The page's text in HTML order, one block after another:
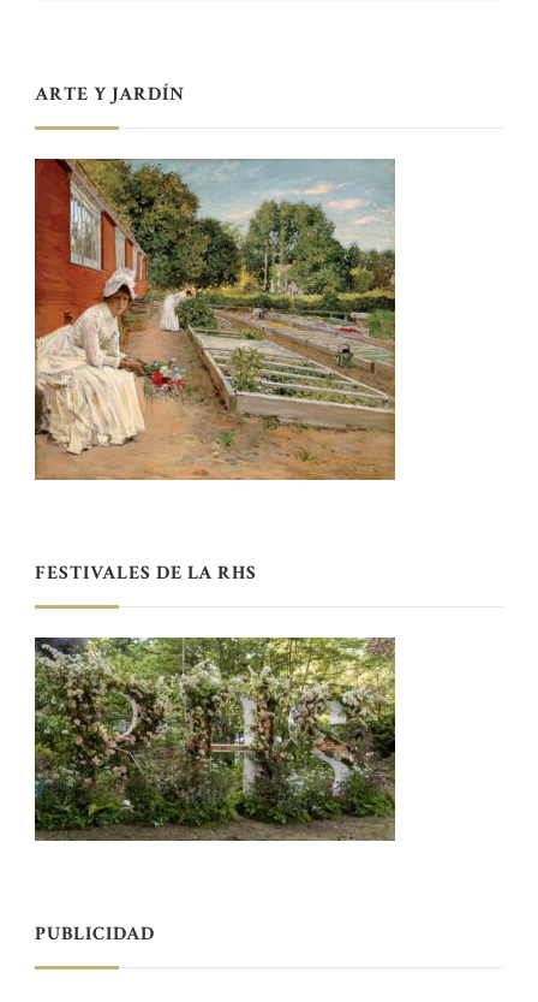
ARTE Y JARDÍN
FESTIVALES DE LA RHS
PUBLICIDAD